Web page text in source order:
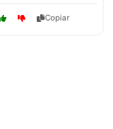
Copiar